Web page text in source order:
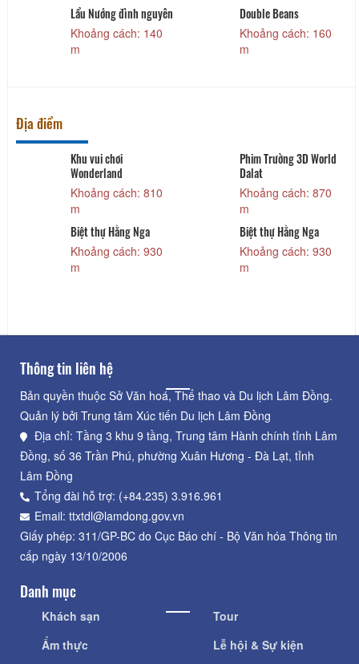
Lẩu Nướng đình nguyên
Khoảng cách: 140
m
Double Beans
Khoảng cách: 160
m
Địa điểm
Khu vui chơi
Wonderland
Khoảng cách: 810
m
Phim Trường 3D World
Dalat
Khoảng cách: 870
m
Biệt thự Hằng Nga
Khoảng cách: 930
m
Biệt thự Hằng Nga
Khoảng cách: 930
m
Thông tin liên hệ
Bản quyền thuộc Sở Văn hoá, Thể thao và Du lịch Lâm Đồng.
Quản lý bởi Trung tâm Xúc tiến Du lịch Lâm Đồng
Địa chỉ: Tầng 3 khu 9 tầng, Trung tâm Hành chính tỉnh Lâm
Đồng, số 36 Trần Phú, phường Xuân Hương - Đà Lạt, tỉnh
Lâm Đồng
Tổng đài hỗ trợ: (+84.235) 3.916.961
Email: ttxtdl@lamdong.gov.vn
Giấy phép: 311/GP-BC do Cục Báo chí - Bộ Văn hóa Thông tin
cấp ngày 13/10/2006
Danh mục
Khách sạn
Ẩm thực
Tour
Lễ hội & Sự kiện